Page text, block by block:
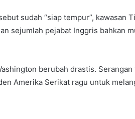
sudah “siap tempur”, kawasan
sejumlah pejabat Inggris bahkan
berubah drastis.
Amerika Serikat ragu untuk